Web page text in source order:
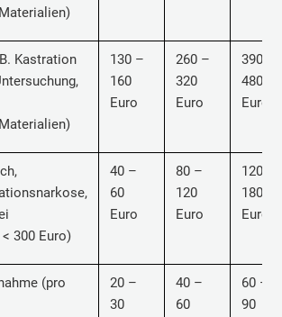
)
Kastration
)
130 –
160
Euro
260 –
320
Euro
390 –
480
Euro
300 Euro)
40 –
60
Euro
80 –
120
Euro
120 –
180
Euro
(pro
20 –
30
40 –
60
60 –
90